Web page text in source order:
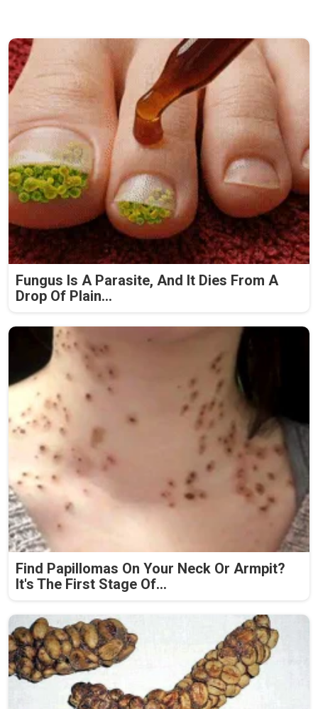
Fungus Is A Parasite, And It Dies From A
Drop Of Plain...
Find Papillomas On Your Neck Or Armpit?
It's The First Stage Of...